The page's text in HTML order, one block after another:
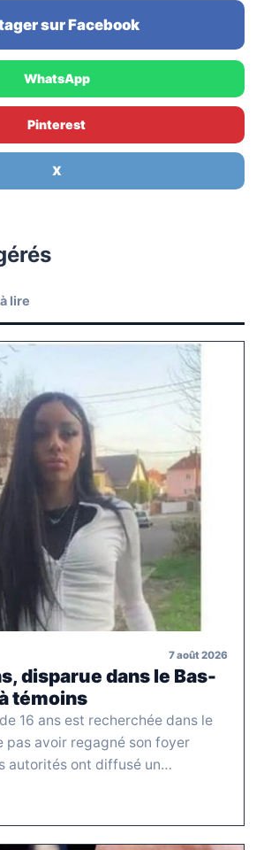
sur Facebook
WhatsApp
Pinterest
X
lire
7 août 2026
disparue dans le Bas-
témoins
16 ans est recherchée dans le
pas avoir regagné son foyer
autorités ont diffusé un…